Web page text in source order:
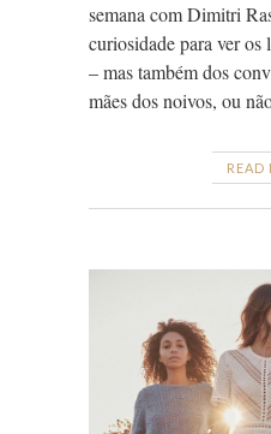
semana com Dimitri
curiosidade para ver
– mas também dos
mães dos noivos, ou
READ